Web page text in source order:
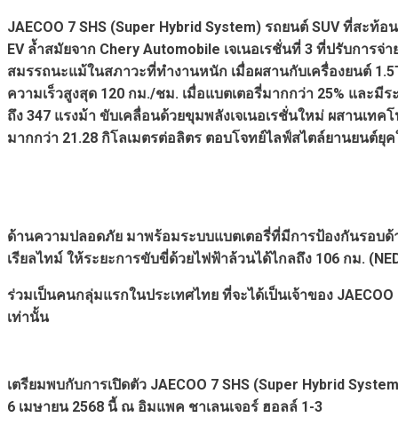
JAECOO 7 SHS (Super Hybrid System) รถยนต์ SUV ที่สะ
EV ล้ำสมัยจาก Chery Automobile เจเนอเรชั่นที่ 3 ที่ปรับกา
สมรรถนะแม้ในสภาวะที่ทำงานหนัก เมื่อผสานกับเครื่องยนต์
ความเร็วสูงสุด 120 กม./ชม. เมื่อแบตเตอรี่มากกว่า 25% และมี
ถึง 347 แรงม้า ขับเคลื่อนด้วยขุมพลังเจเนอเรชั่นใหม่ ผสานเท
มากกว่า 21.28 กิโลเมตรต่อลิตร ตอบโจทย์ไลฟ์สไตล์ยานยนต์
ด้านความปลอดภัย มาพร้อมระบบแบตเตอรี่ที่มีการป้องกันรอบ
เรียลไทม์ ให้ระยะการขับขี่ด้วยไฟฟ้าล้วนได้ไกลถึง 106 กม.
ร่วมเป็นคนกลุ่มแรกในประเทศไทย ที่จะได้เป็นเจ้าของ
เท่านั้น
เตรียมพบกับการเปิดตัว JAECOO 7 SHS (Super Hybrid
6 เมษายน 2568 นี้ ณ อิมแพค ชาเลนเจอร์ ฮอลล์ 1-3